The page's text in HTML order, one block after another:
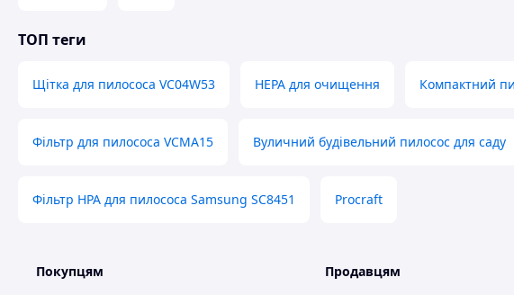
ТОП теги
Щітка для пилососа VC04W53 HEPA для очищення Компактний
Фільтр для пилососа VCMA15 Вуличний будівельний пилосос для саду
Фільтр HPA для пилососа Samsung SC8451 Procraft
Покупцям Продавцям